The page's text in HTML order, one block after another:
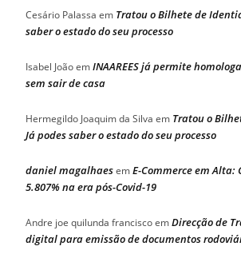
Cesário Palassa em Tratou o Bilhete de
saber o estado do seu processo
Isabel JoãoemINAAREES já permite
sem sair de casa
Hermegildo Joaquim da Silva em Tratou o
Já podes saber o estado do seu processo
daniel magalhaesemE-Commerce em Alta:
5.807% na era pós-Covid-19
Andre joe quilunda franciscoemDirecção de
digital para emissão de documentos